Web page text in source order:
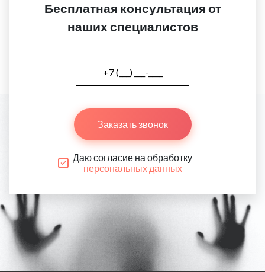
Бесплатная консультация от
наших специалистов
Заказать звонок
Даю согласие на обработку
персональных данных